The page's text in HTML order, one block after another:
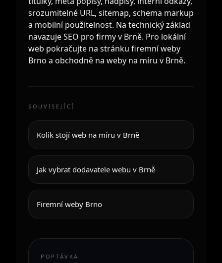
srozumitelné URL, sitemap, schema markup
a mobilní použitelnost. Na technický základ
navazujeSEO pro firmy v Brně. Pro lokální
web pokračujte na stránku firemní weby
Brno a obchodně na weby na míru v Brně.
SOUVISEJÍCÍ
Kolik stojí web na míru v Brně
Jak vybrat dodavatele webu v Brně
Firemní weby Brno
POPTÁVKA